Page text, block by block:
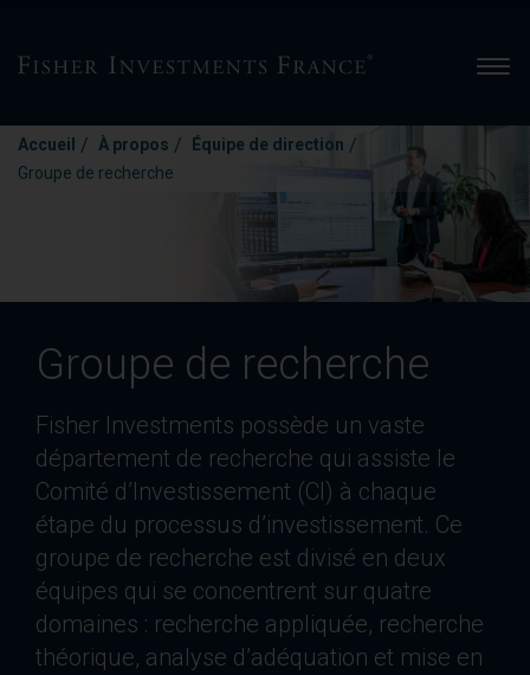
Accueil / À propos / Équipe de direction /
Groupe de recherche
Groupe de recherche
Fisher Investments possède un vaste
département de recherche qui assiste le
Comité d’Investissement (CI) à chaque
étape du processus d’investissement. Ce
groupe de recherche est divisé en deux
équipes qui se concentrent sur quatre
domaines : recherche appliquée, recherche
théorique, analyse d’adéquation et mise en